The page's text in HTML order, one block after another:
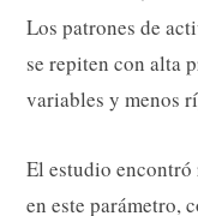
Los patrones de
se repiten con alta
variables y menos
El estudio encontró
en este parámetro,